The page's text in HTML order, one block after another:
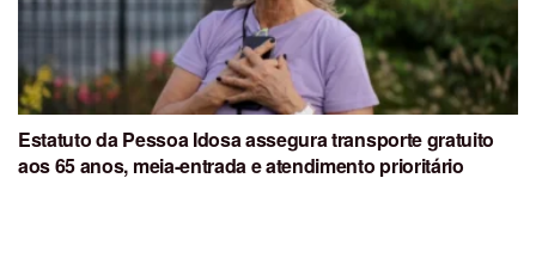
Estatuto da Pessoa Idosa assegura transporte gratuito
aos 65 anos, meia-entrada e atendimento prioritário